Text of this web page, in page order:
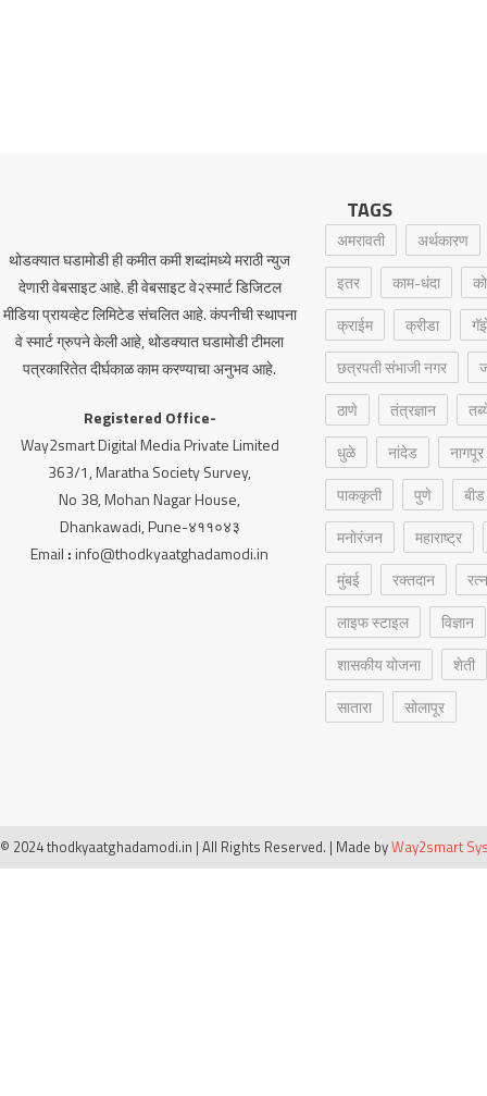
थोडक्यात घडामोडी ही कमीत कमी शब्दांमध्ये मराठी न्युज
देणारी वेबसाइट आहे. ही वेबसाइट वे२स्मार्ट डिजिटल
मीडिया प्रायव्हेट लिमिटेड संचलित आहे. कंपनीची स्थापना
वे स्मार्ट ग्रुपने केली आहे, थोडक्यात घडामोडी टीमला
पत्रकारितेत दीर्घकाळ काम करण्याचा अनुभव आहे.
Registered Office-
Way2smart Digital Media Private Limited
363/1, Maratha Society Survey,
No 38, Mohan Nagar House,
Dhankawadi, Pune-४११०४३
Email :info@thodkyaatghadamodi.in
TAGS
अमरावती
अर्थकारण
इतर
काम-धंदा
क्राईम
क्रीडा
छत्रपती संभाजी नगर
ठाणे
तंत्रज्ञान
धुळे
नांदेड
नागपूर
पाककृती
पुणे
बीड
मनोरंजन
महाराष्ट्र
मुंबई
रक्‍तदान
लाइफ स्टाइल
विज्ञान
शासकीय योजना
शेती
सातारा
सोलापूर
© 2024 thodkyaatghadamodi.in | All Rights Reserved. | Made byWay2smart